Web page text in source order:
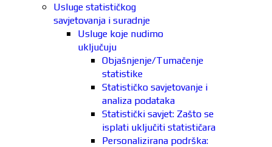
Usluge statističkog
savjetovanja i suradnje
Usluge koje nudimo
uključuju
Objašnjenje/Tumačenje
statistike
Statističko savjetovanje i
analiza podataka
Statistički savjet: Zašto se
isplati uključiti statističara
Personalizirana podrška: